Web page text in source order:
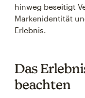
hinweg beseitigt
Markenidentität
Erlebnis.
Das
beachten